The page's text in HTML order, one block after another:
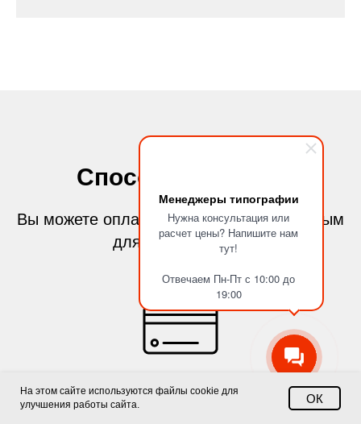
Менеджеры типографии
Нужна консультация или
расчет цены? Напишите нам
тут!
Отвечаем Пн-Пт с 10:00 до
19:00
Способы оплаты
Вы можете оплатить заказ любым удобным
для вас способом
Банковской картой
На этом сайте используются файлы cookie для
улучшения работы сайта.
ОК